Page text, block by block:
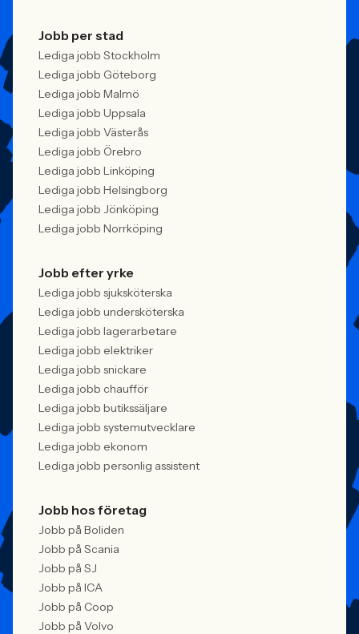
Jobb per stad
Lediga jobb Stockholm
Lediga jobb Göteborg
Lediga jobb Malmö
Lediga jobb Uppsala
Lediga jobb Västerås
Lediga jobb Örebro
Lediga jobb Linköping
Lediga jobb Helsingborg
Lediga jobb Jönköping
Lediga jobb Norrköping
Jobb efter yrke
Lediga jobb sjuksköterska
Lediga jobb undersköterska
Lediga jobb lagerarbetare
Lediga jobb elektriker
Lediga jobb snickare
Lediga jobb chaufför
Lediga jobb butikssäljare
Lediga jobb systemutvecklare
Lediga jobb ekonom
Lediga jobb personlig assistent
Jobb hos företag
Jobb på Boliden
Jobb på Scania
Jobb på SJ
Jobb på ICA
Jobb på Coop
Jobb på Volvo